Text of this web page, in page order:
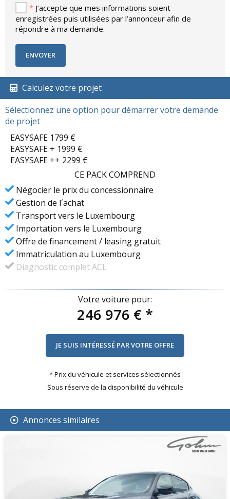
Calculez votre projet
Sélectionnez une option pour démarrer votre demande
de projet
EASYSAFE 1799 €
EASYSAFE + 1999 €
EASYSAFE ++ 2299 €
CE PACK COMPREND
Négocier le prix du concessionnaire
Gestion de l´achat
Transport vers le Luxembourg
Importation vers le Luxembourg
Offre de financement / leasing gratuit
Immatriculation au Luxembourg
Diagnostic complet ACL
Votre voiture pour:
246 976 € *
* Prix du véhicule et services sélectionnés
Sous réserve de la disponibilité du véhicule
Annonces similaires
* J’accepte que mes informations soient
enregistrées puis utilisées par l’annonceur afin de
répondre à ma demande.